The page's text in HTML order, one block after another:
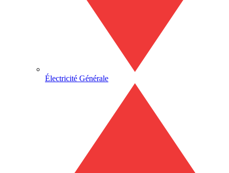
Électricité Générale